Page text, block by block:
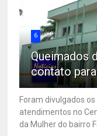
6
Queimados
contato
Foram divulgados
atendimentos no
da Mulher do bairro